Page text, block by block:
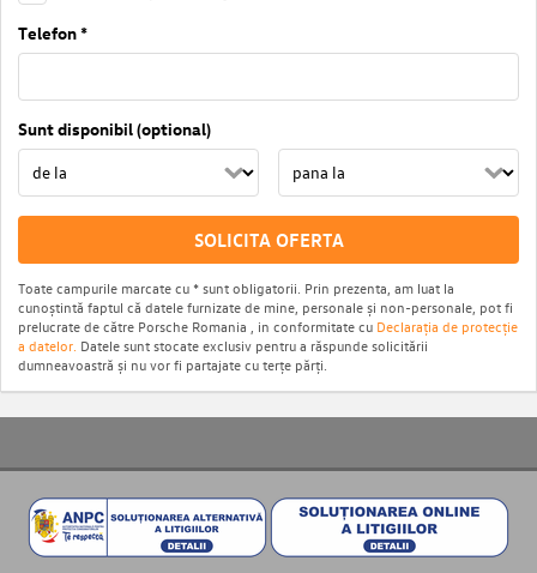
Telefon *
Sunt disponibil (optional)
SOLICITA OFERTA
Toate campurile marcate cu * sunt obligatorii. Prin prezenta, am luat la
cunoștintă faptul că datele furnizate de mine, personale și non-personale, pot fi
prelucrate de către Porsche Romania , in conformitate cu Declarația de protecție
a datelor. Datele sunt stocate exclusiv pentru a răspunde solicitării
dumneavoastră și nu vor fi partajate cu terțe părți.